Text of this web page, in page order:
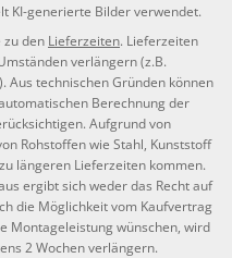
KI-generierte Bilder verwendet.
zu den Lieferzeiten. Lieferzeiten
verlängern (z.B.
Aus technischen Gründen können
Berechnung der
Aufgrund von
Rohstoffen wie Stahl, Kunststoff
längeren Lieferzeiten kommen.
ergibt sich weder das Recht auf
die Möglichkeit vom Kaufvertrag
Montageleistung wünschen, wird
2 Wochen verlängern.